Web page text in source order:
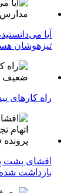
آیا
تیزهوشان
راه کارهای
افشای پشت
بازداشت